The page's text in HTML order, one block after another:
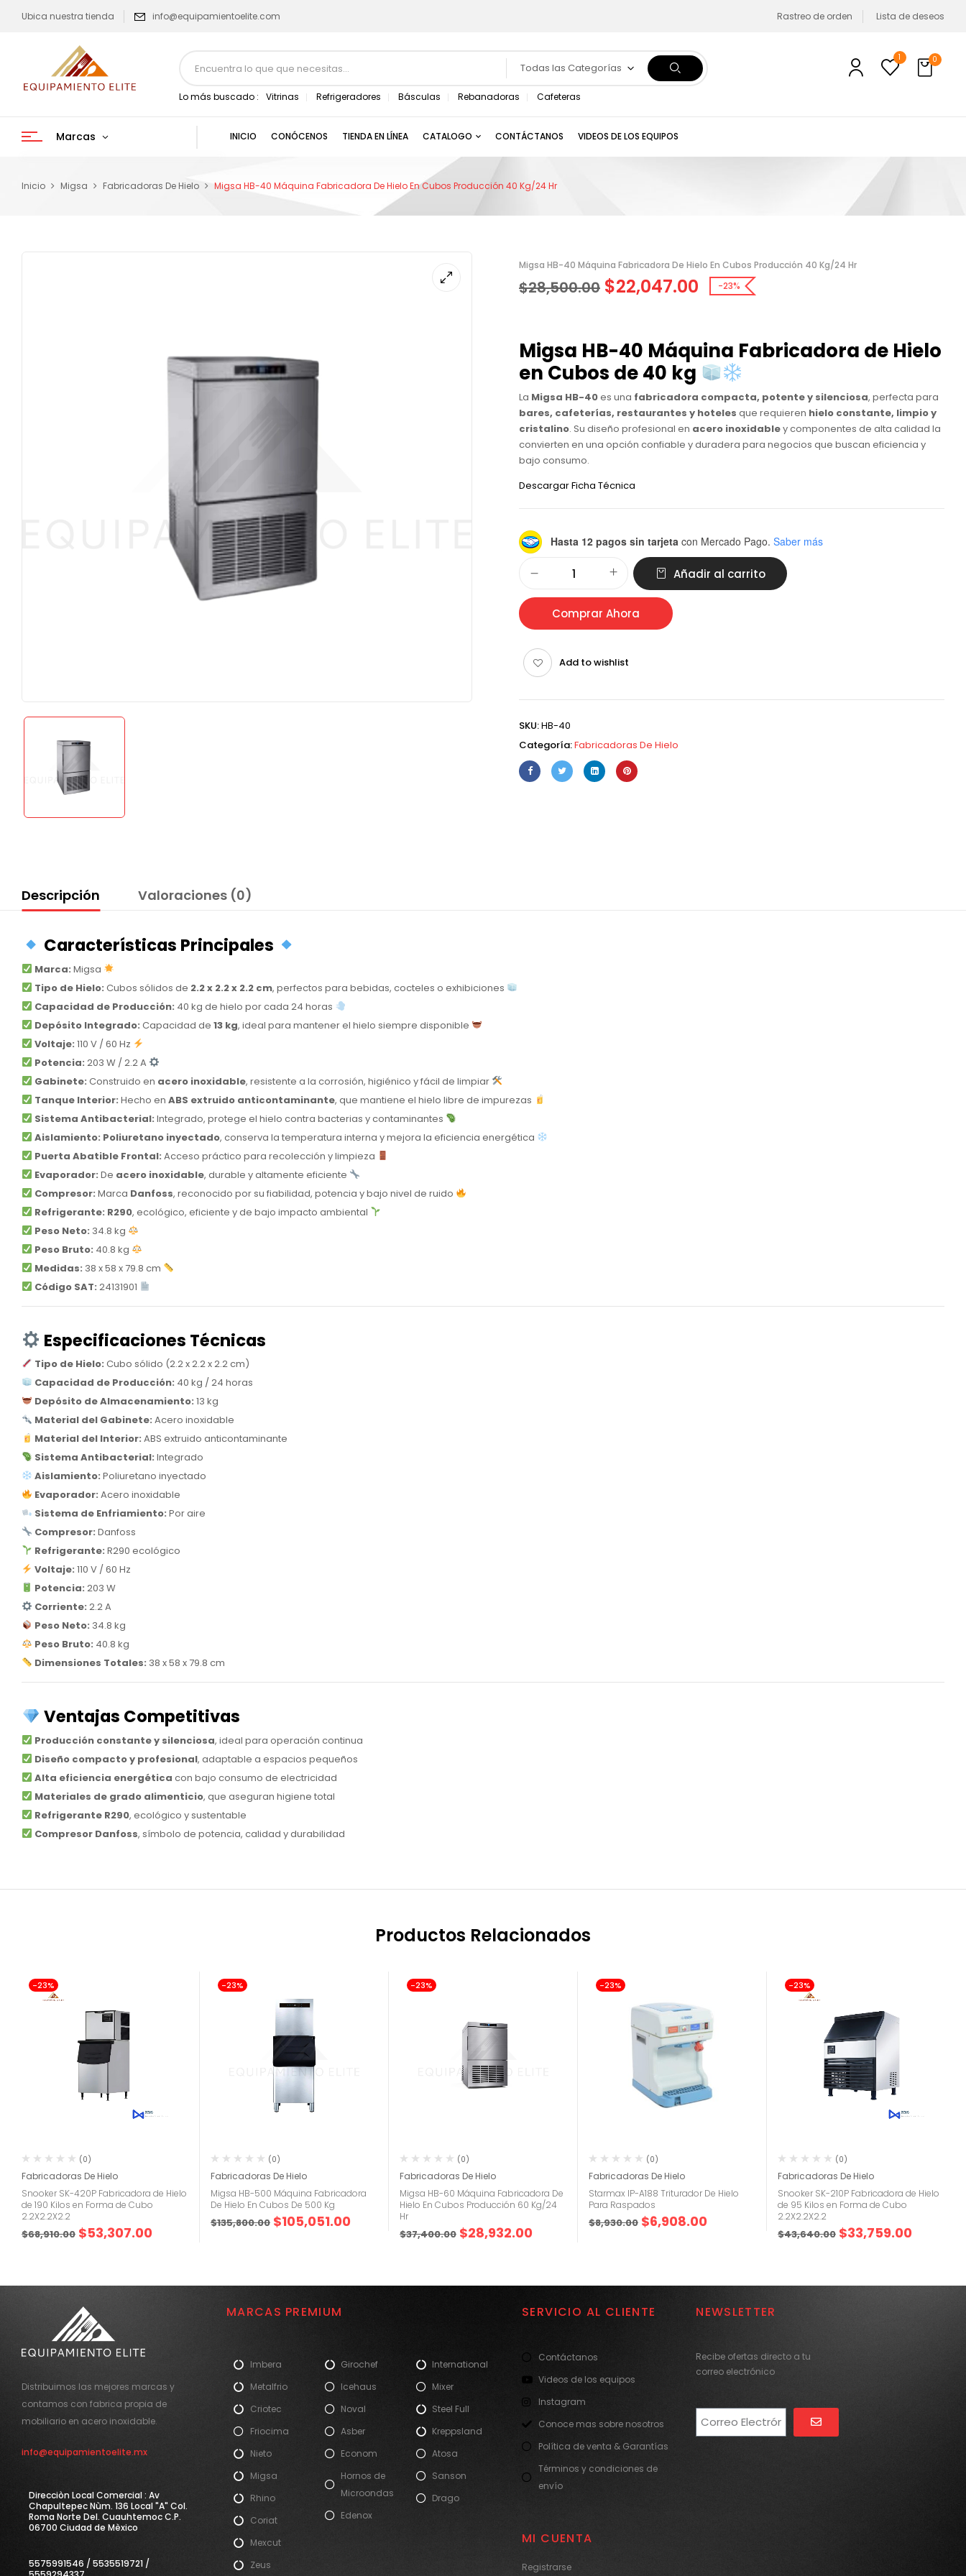
Ubica nuestra tienda info@equipamientoelite.com Rastreo de orden Lista de deseos
Todas las Categorías
Lo más buscado : Vitrinas Refrigeradores Básculas Rebanadoras Cafeteras
1 0
Marcas INICIO CONÓCENOS TIENDA EN LÍNEA CATALOGO CONTÁCTANOS VIDEOS DE LOS EQUIPOS
Inicio Migsa Fabricadoras De Hielo Migsa HB-40 Máquina Fabricadora De Hielo En Cubos Producción 40 Kg/24 Hr
Migsa HB-40 Máquina Fabricadora De Hielo En Cubos Producción 40 Kg/24 Hr
$28,500.00 $22,047.00 -23%
Migsa HB-40 Máquina Fabricadora de Hielo
en Cubos de 40 kg
La Migsa HB-40es una fabricadora compacta, potente y silenciosa, perfecta para
bares, cafeterías, restaurantes y hoteles que requieren hielo constante, limpio y
cristalino. Su diseño profesional en acero inoxidabley componentes de alta calidad la
convierten en una opción confiable y duradera para negocios que buscan eficiencia y
bajo consumo.
Descargar Ficha Técnica
Hasta 12 pagos sin tarjeta con Mercado Pago. Saber más
Añadir al carrito
Comprar Ahora
Add to wishlist
SKU:HB-40
Categoría:Fabricadoras De Hielo
Descripción Valoraciones (0)
Características Principales
Marca: Migsa
Tipo de Hielo: Cubos sólidos de 2.2 x 2.2 x 2.2 cm, perfectos para bebidas, cocteles o exhibiciones
Capacidad de Producción: 40 kg de hielo por cada 24 horas
Depósito Integrado: Capacidad de 13 kg, ideal para mantener el hielo siempre disponible
Voltaje: 110 V / 60 Hz
Potencia: 203 W / 2.2 A
Gabinete: Construido en acero inoxidable, resistente a la corrosión, higiénico y fácil de limpiar
Tanque Interior: Hecho en ABS extruido anticontaminante, que mantiene el hielo libre de impurezas
Sistema Antibacterial: Integrado, protege el hielo contra bacterias y contaminantes
Aislamiento: Poliuretano inyectado, conserva la temperatura interna y mejora la eficiencia energética
Puerta Abatible Frontal: Acceso práctico para recolección y limpieza
Evaporador: De acero inoxidable, durable y altamente eficiente
Compresor: Marca Danfoss, reconocido por su fiabilidad, potencia y bajo nivel de ruido
Refrigerante: R290, ecológico, eficiente y de bajo impacto ambiental
Peso Neto: 34.8 kg
Peso Bruto: 40.8 kg
Medidas: 38 x 58 x 79.8 cm
Código SAT: 24131901
Especificaciones Técnicas
Tipo de Hielo: Cubo sólido (2.2 x 2.2 x 2.2 cm)
Capacidad de Producción: 40 kg / 24 horas
Depósito de Almacenamiento: 13 kg
Material del Gabinete: Acero inoxidable
Material del Interior: ABS extruido anticontaminante
Sistema Antibacterial: Integrado
Aislamiento: Poliuretano inyectado
Evaporador: Acero inoxidable
Sistema de Enfriamiento: Por aire
Compresor: Danfoss
Refrigerante: R290 ecológico
Voltaje: 110 V / 60 Hz
Potencia: 203 W
Corriente: 2.2 A
Peso Neto: 34.8 kg
Peso Bruto: 40.8 kg
Dimensiones Totales: 38 x 58 x 79.8 cm
Ventajas Competitivas
Producción constante y silenciosa, ideal para operación continua
Diseño compacto y profesional, adaptable a espacios pequeños
Alta eficiencia energética con bajo consumo de electricidad
Materiales de grado alimenticio, que aseguran higiene total
Refrigerante R290, ecológico y sustentable
Compresor Danfoss, símbolo de potencia, calidad y durabilidad
Productos Relacionados
-23%
(0)
Fabricadoras De Hielo
Snooker SK-420P Fabricadora de Hielo
de 190 Kilos en Forma de Cubo
2.2X2.2X2.2
$68,910.00 $53,307.00
-23%
(0)
Fabricadoras De Hielo
Migsa HB-500 Máquina Fabricadora
De Hielo En Cubos De 500 Kg
$135,800.00 $105,051.00
-23%
(0)
Fabricadoras De Hielo
Migsa HB-60 Máquina Fabricadora De
Hielo En Cubos Producción 60 Kg/24
Hr
$37,400.00 $28,932.00
-23%
(0)
Fabricadoras De Hielo
Starmax IP-A188 Triturador De Hielo
Para Raspados
$8,930.00 $6,908.00
-23%
(0)
Fabricadoras De Hielo
Snooker SK-210P Fabricadora de Hielo
de 95 Kilos en Forma de Cubo
2.2X2.2X2.2
$43,640.00 $33,759.00
Distribuimos las mejores marcas y
contamos con fabrica propia de
mobiliario en acero inoxidable.
info@equipamientoelite.mx
Direcciòn Local Comercial : Av
Chapultepec Nùm. 136 Local "A" Col.
Roma Norte Del. Cuauhtemoc C.P.
06700 Ciudad de Mèxico
5575991546 / 5535519721 /
MARCAS PREMIUM
Imbera
Metalfrio
Criotec
Friocima
Nieto
Migsa
Rhino
Coriat
Mexcut
Zeus
Girochef
Icehaus
Noval
Asber
Econom
Hornos de
Microondas
Edenox
International
Mixer
Steel Full
Kreppsland
Atosa
Sanson
Drago
SERVICIO AL CLIENTE
Contáctanos
Videos de los equipos
Instagram
Conoce mas sobre nosotros
Política de venta & Garantías
Términos y condiciones de
envío
MI CUENTA
Registrarse
NEWSLETTER
Recibe ofertas directo a tu
correo electrónico